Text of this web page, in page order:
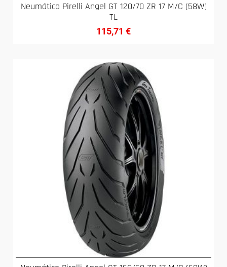
Neumático Pirelli Angel GT 120/70 ZR 17 M/C (58W)
TL
115,71 €